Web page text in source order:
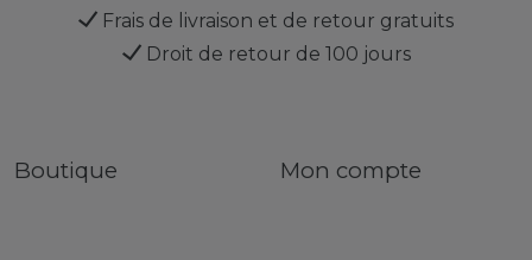
Frais de livraison et de retour gratuits
Droit de retour de 100 jours
Boutique Mon compte